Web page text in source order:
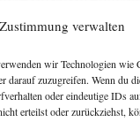
verwalten
wir Technologien wie
darauf zuzugreifen. Wenn du
oder eindeutige IDs
erteilst oder zurückziehst,
Fähigkeiten in den
mich daher in
) und las
Raum. Mir fiel auf,